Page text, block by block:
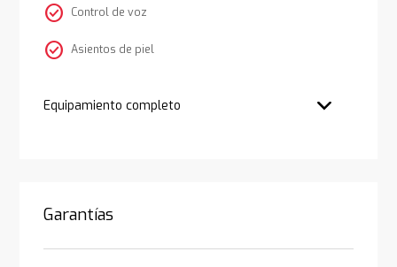
check_circle Control de voz
check_circle Asientos de piel
Equipamiento completo
Garantías